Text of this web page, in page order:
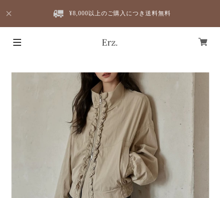
¥8,000以上のご購入につき送料無料